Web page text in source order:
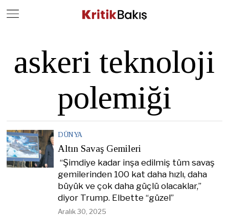
askeri teknoloji
polemiği
DÜNYA
Altın Savaş Gemileri
“Şimdiye kadar inşa edilmiş tüm savaş
gemilerinden 100 kat daha hızlı, daha
büyük ve çok daha güçlü olacaklar,”
diyor Trump. Elbette “güzel”
Aralık 30, 2025